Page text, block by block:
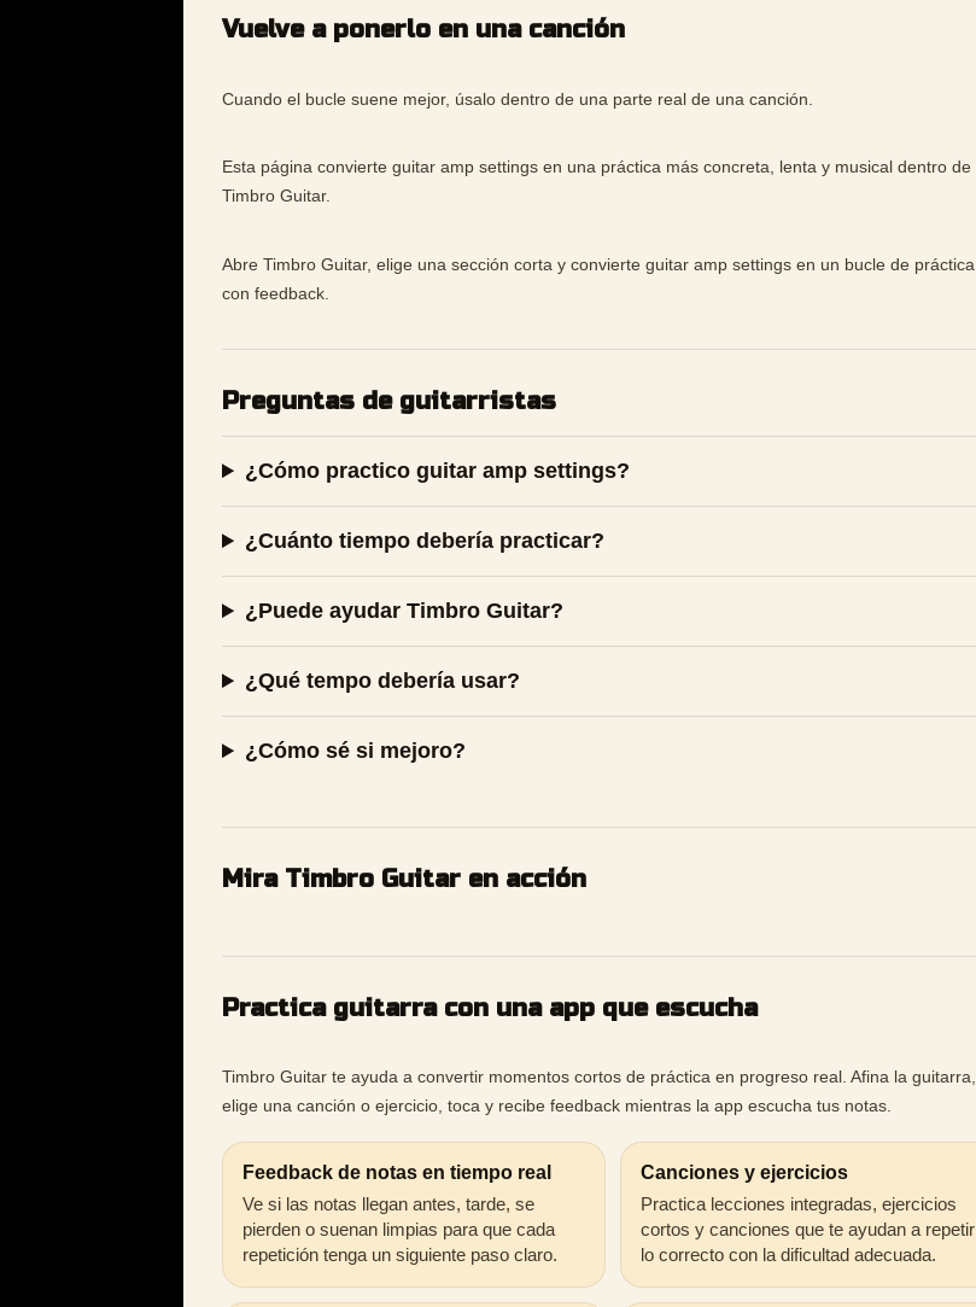
Vuelve a ponerlo en una canción
Cuando el bucle suene mejor, úsalo dentro de una parte real de una canción.
Esta página convierte guitar amp settings en una práctica más concreta, lenta y musical dentro de
Timbro Guitar.
Abre Timbro Guitar, elige una sección corta y convierte guitar amp settings en un bucle de práctica
con feedback.
Preguntas de guitarristas
¿Cómo practico guitar amp settings?
¿Cuánto tiempo debería practicar?
¿Puede ayudar Timbro Guitar?
¿Qué tempo debería usar?
¿Cómo sé si mejoro?
Mira Timbro Guitar en acción
Practica guitarra con una app que escucha
Timbro Guitar te ayuda a convertir momentos cortos de práctica en progreso real. Afina la guitarra,
elige una canción o ejercicio, toca y recibe feedback mientras la app escucha tus notas.
Feedback de notas en tiempo real
Ve si las notas llegan antes, tarde, se
pierden o suenan limpias para que cada
repetición tenga un siguiente paso claro.
Canciones y ejercicios
Practica lecciones integradas, ejercicios
cortos y canciones que te ayudan a repetir
lo correcto con la dificultad adecuada.